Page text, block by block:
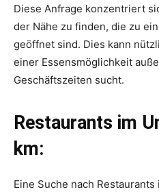
Diese Anfrage konzentriert
der Nähe zu finden, die zu
geöffnet sind. Dies kann
einer Essensmöglichkeit
Geschäftszeiten sucht.
Restaurants im
km:
Eine Suche nach